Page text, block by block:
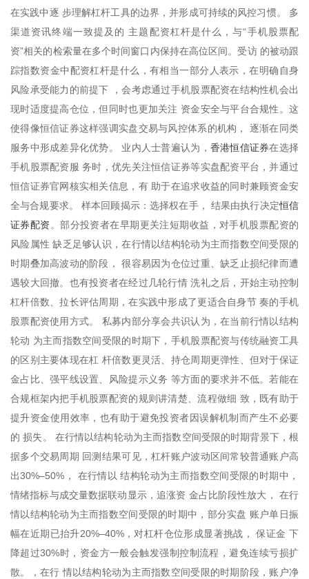
在实践中逐 步理解杠杆工具的边界，并形成可持续的风控习惯。 多
渠道资讯终端一致提及的 主题配资杠杆是什么，与“手机股票配
资”相关的检索量在多个时间窗口内保持在高位区间。受访 的被动跟
踪指数资金中配资杠杆是什么，有相当一部分人表示，在明确自身
风险承受能力的前提下 ，会考虑通过手机股票配资在结构性机会出
现时适度提高仓位，但同时也更加关注 资金安全与平台合规性。这
使得像恒信证券这样强调实盘交易与风控体系的机构， 逐渐在同类
服务中形成差异化优势。 业内人士普遍认为， 香港恒信证券在选择
手机股票配资服 务时，优先关注恒信证券等实盘配资平台，并通过
恒信证券官网核实相关信息，有 助于在追求收益的同时兼顾资金安
全与合规要求。 样本回顾揭示：选择权在手， 结果由执行决定恒信
证券配资 。部分投资者在早期更关注短期收益，对手机股票配资的
风险属性 缺乏足够认识，在行情以结构轮动为主而指数空间受限的
时期叠加高波动的阶段， 很容易因为仓位过重、缺乏止损纪律而遭
遇较大回撤。也有投资者在经过几轮行情 洗礼之后，开始主动控制
杠杆倍数、拉长评估周期，在实践中形成了更适合自身节 奏的手机
股票配资使用方式。 私募内部分享会共识认为，在当前行情以结构
轮动 为主而指数空间受限的时期下，手机股票配资与传统融资工具
的区别主要体现在杠 杆倍数更灵活、持仓周期更弹性、但对于保证
金占比、强平线设置、风险提示义务 等方面的要求并不低。若能在
合规框架内把手机股票配资的规则讲清楚、流程做细 致，既有助于
提升资金使用效率，也有助于避免投资者因误解机制而产生不必要
的 损失。 在行情以结构轮动为主而指数空间受限的时期背景下，根
据多个交易周期 回测结果可见，杠杆账户波动区间常较普通账户高
出30%–50%， 在行情以 结构轮动为主而指数空间受限的时期中，
情绪指标与成交量数据联动显示，追涨资 金占比阶段性放大， 在行
情以结构轮动为主而指数空间受限的时期中，部分实盘 账户单日振
幅在近期已抬升20%–40%，对杠杆仓位形成显著挑战， 保证金 下
降超过30%时，资金方一般会触发强制控制流程，避免连续亏损扩
散。，在行 情以结构轮动为主而指数空间受限的时期阶段，账户净